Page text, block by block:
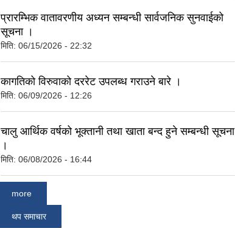
प्रारम्भिक वातावरणीय अध्यन सम्बन्धी सार्वजनिक सुनवाईको
सूचना ।
मिति: 06/15/2026 - 22:32
कागतिको विरुवाको दररेट उपलब्ध गराउने बारे ।
मिति: 06/09/2026 - 12:26
चालु आर्थिक वर्षको भूक्तानी तथा खाता बन्द हुने सम्बन्धी सूचना
।
मिति: 06/08/2026 - 16:44
more
थप समाचार